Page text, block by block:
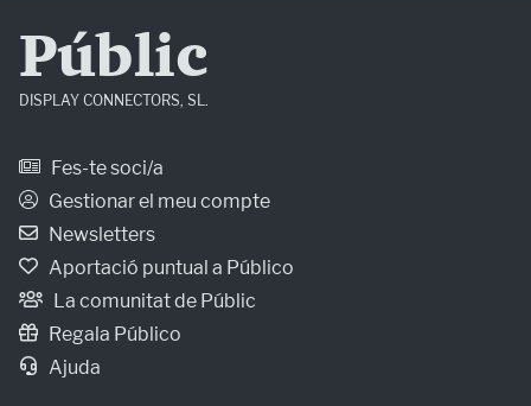
Públic
DISPLAY CONNECTORS, SL.
Fes-te soci/a
Gestionar el meu compte
Newsletters
Aportació puntual a Público
La comunitat de Públic
Regala Público
Ajuda